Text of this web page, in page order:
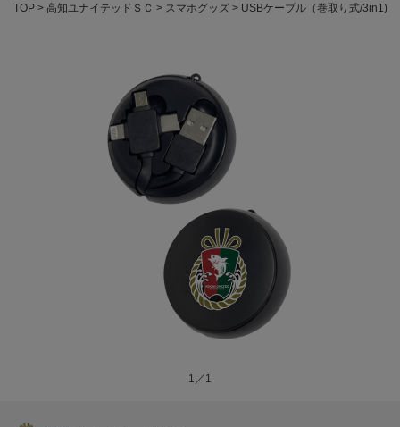
TOP 高知ユナイテッドＳＣ スマホグッズ USBケーブル（巻取り式/3in1)
1／1